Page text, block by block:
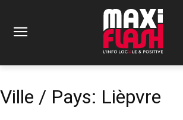
Ville / Pays: Lièpvre